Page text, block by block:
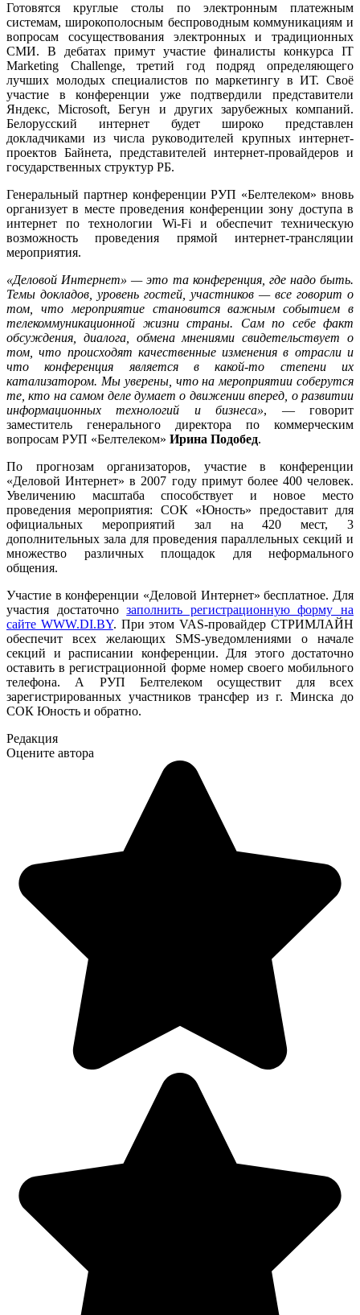
Готовятся круглые столы по электронным платежным
системам, широкополосным беспроводным коммуникациям и
вопросам сосуществования электронных и традиционных
СМИ. В дебатах примут участие финалисты конкурса IT
Marketing Challenge, третий год подряд определяющего
лучших молодых специалистов по маркетингу в ИТ. Своё
участие в конференции уже подтвердили представители
Яндекс, Microsoft, Бегун и других зарубежных компаний.
Белорусский интернет будет широко представлен
докладчиками из числа руководителей крупных интернет-
проектов Байнета, представителей интернет-провайдеров и
государственных структур РБ.
Генеральный партнер конференции РУП «Белтелеком» вновь
организует в месте проведения конференции зону доступа в
интернет по технологии Wi-Fi и обеспечит техническую
возможность проведения прямой интернет-трансляции
мероприятия.
«Деловой Интернет» — это та конференция, где надо быть.
Темы докладов, уровень гостей, участников — все говорит о
том, что мероприятие становится важным событием в
телекоммуникационной жизни страны. Сам по себе факт
обсуждения, диалога, обмена мнениями свидетельствует о
том, что происходят качественные изменения в отрасли и
что конференция является в какой-то степени их
катализатором. Мы уверены, что на мероприятии соберутся
те, кто на самом деле думает о движении вперед, о развитии
информационных технологий и бизнеса», — говорит
заместитель генерального директора по коммерческим
вопросам РУП «Белтелеком» Ирина Подобед.
По прогнозам организаторов, участие в конференции
«Деловой Интернет» в 2007 году примут более 400 человек.
Увеличению масштаба способствует и новое место
проведения мероприятия: СОК «Юность» предоставит для
официальных мероприятий зал на 420 мест, 3
дополнительных зала для проведения параллельных секций и
множество различных площадок для неформального
общения.
Участие в конференции «Деловой Интернет» бесплатное. Для
участия достаточнозаполнить регистрационную форму на
сайте WWW.DI.BY. При этом VAS-провайдер СТРИМЛАЙН
обеспечит всех желающих SMS-уведомлениями о начале
секций и расписании конференции. Для этого достаточно
оставить в регистрационной форме номер своего мобильного
телефона. А РУП Белтелеком осуществит для всех
зарегистрированных участников трансфер из г. Минска до
СОК Юность и обратно.
Редакция
Оцените автора